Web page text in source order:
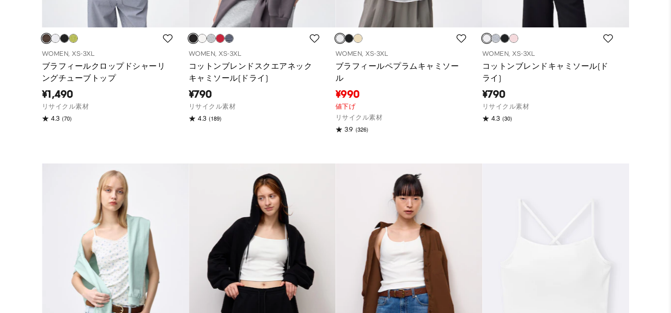
WOMEN, XS-3XL
ブラフィールクロップドシャーリ
ングチューブトップ
¥1,490
リサイクル素材
4.3 (70)
WOMEN, XS-3XL
コットンブレンドスクエアネック
キャミソール(ドライ)
¥790
リサイクル素材
4.3 (189)
WOMEN, XS-3XL
ブラフィールペプラムキャミソー
ル
¥990
値下げ
リサイクル素材
3.9 (326)
WOMEN, XS-3XL
コットンブレンドキャミソール(ド
ライ)
¥790
リサイクル素材
4.3 (30)